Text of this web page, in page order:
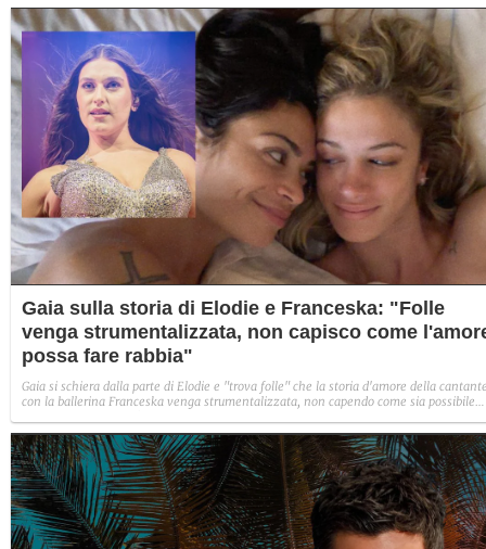
Gaia sulla storia di Elodie e Franceska: "Folle
venga strumentalizzata, non capisco come
possa fare rabbia"
Gaia si schiera dalla parte di Elodie e "trova folle" che la storia d'amore della
con la ballerina Franceska venga strumentalizzata, non capendo come sia possibile